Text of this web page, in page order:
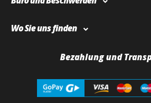
Wo Sie uns finden
Bezahlung und